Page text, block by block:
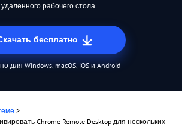
удаленного рабочего стола
бесплатно
для Windows, macOS, iOS и Android
>
Chrome Remote Desktop для нескольких